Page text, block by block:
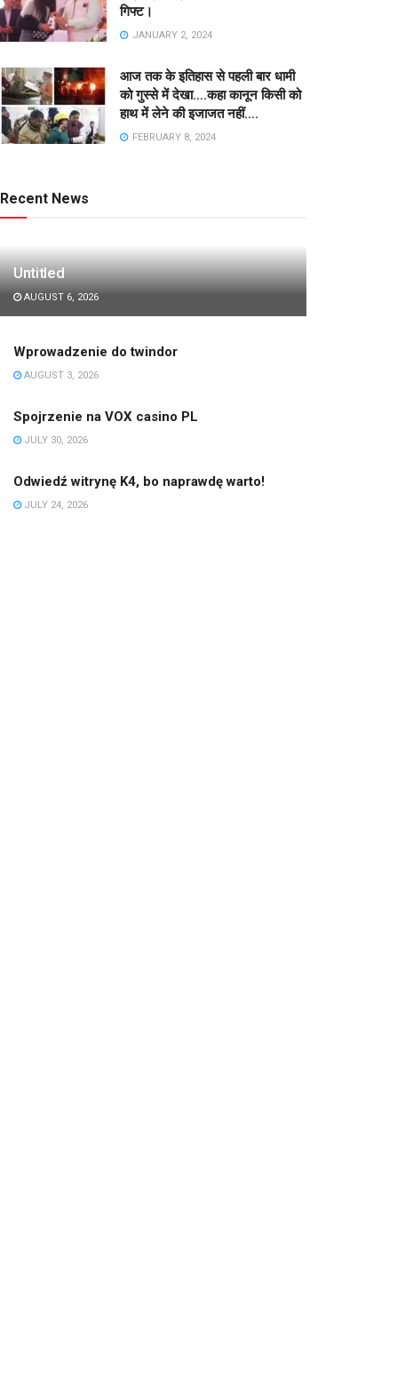
गिफ्ट।
JANUARY 2, 2024
आज तक के इतिहास से पहली बार धामी
को गुस्से में देखा….कहा कानून किसी को
हाथ में लेने की इजाजत नहीं….
FEBRUARY 8, 2024
Recent News
Untitled
AUGUST 6, 2026
Wprowadzenie do twindor
AUGUST 3, 2026
Spojrzenie na VOX casino PL
JULY 30, 2026
Odwiedź witrynę K4, bo naprawdę warto!
JULY 24, 2026